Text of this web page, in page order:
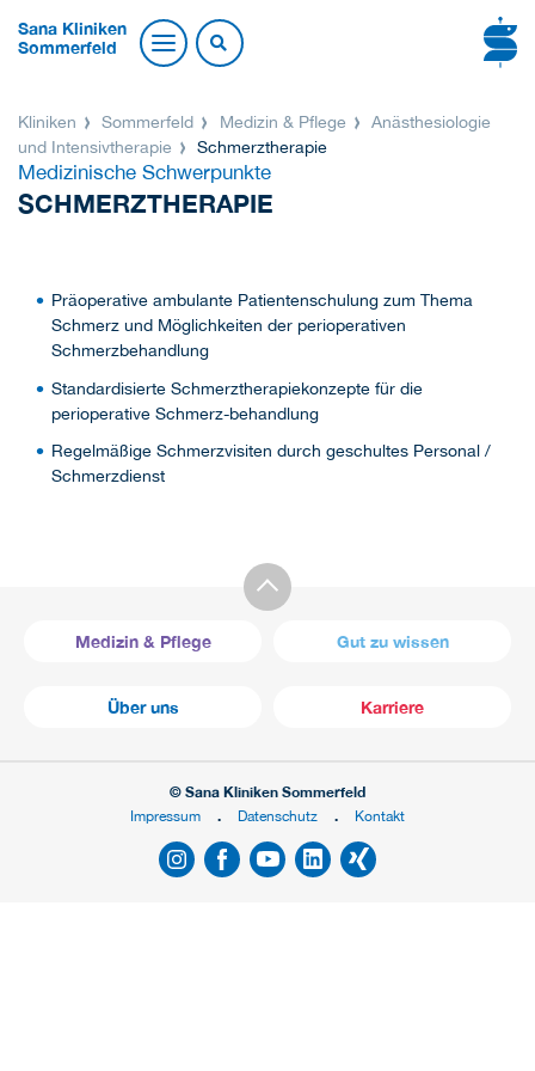
Sana Kliniken
Sommerfeld
Kliniken Sommerfeld Medizin & Pflege
Anästhesiologie
und Intensivtherapie
Schmerztherapie
Medizinische Schwerpunkte
SCHMERZTHERAPIE
Präoperative ambulante Patientenschulung zum Thema
Schmerz und Möglichkeiten der perioperativen
Schmerzbehandlung
Standardisierte Schmerztherapiekonzepte für die
perioperative Schmerz-behandlung
Regelmäßige Schmerzvisiten durch geschultes Personal /
Schmerzdienst
Medizin & Pflege Gut zu wissen
Über uns Karriere
© Sana Kliniken Sommerfeld
Impressum
Datenschutz Kontakt